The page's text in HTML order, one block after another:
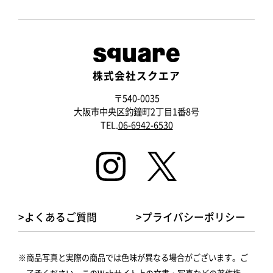
株式会社スクエア
〒540-0035
大阪市中央区釣鐘町2丁目1番8号
TEL.06-6942-6530
>よくあるご質問 >プライバシーポリシー
商品写真と実際の商品では色味が異なる場合がございます。ご